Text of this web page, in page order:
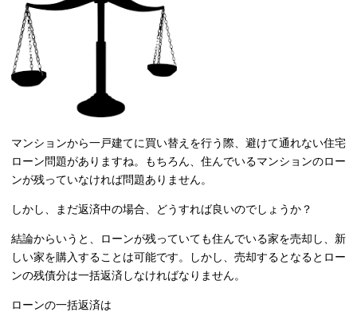
マンションから一戸建てに買い替えを行う際、避けて通れない住宅
ローン問題がありますね。もちろん、住んでいるマンションのロー
ンが残っていなければ問題ありません。
しかし、まだ返済中の場合、どうすれば良いのでしょうか？
結論からいうと、ローンが残っていても住んでいる家を売却し、新
しい家を購入することは可能です。しかし、売却するとなるとロー
ンの残債分は一括返済しなければなりません。
ローンの一括返済は